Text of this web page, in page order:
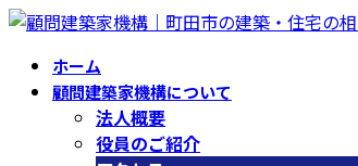
コ
ナ
ホーム
顧問建築家機構について
法人概要
役員のご紹介